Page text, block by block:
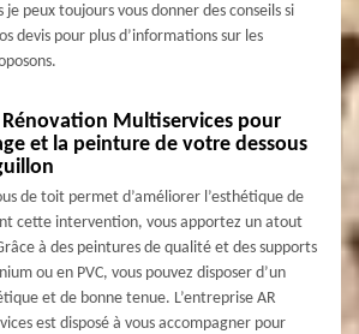
peux toujours vous donner des conseils si
devis pour plus d’informations sur les
Rénovation Multiservices pour
et la peinture de votre dessous
de toit permet d’améliorer l’esthétique de
cette intervention, vous apportez un atout
à des peintures de qualité et des supports
ou en PVC, vous pouvez disposer d’un
et de bonne tenue. L’entreprise AR
est disposé à vous accompagner pour